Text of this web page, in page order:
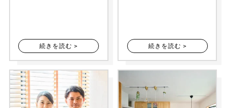
続きを読む > 続きを読む >